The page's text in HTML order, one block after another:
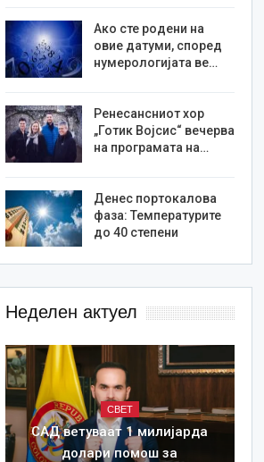
Ако сте родени на
овие датуми, според
нумерологијата ве…
Ренесансниот хор
„Готик Војсис“ вечерва
на програмата на…
Денес портокалова
фаза: Температурите
до 40 степени
Неделен актуел
СВЕТ
САД ветуваат 1 милијарда
долари помош за